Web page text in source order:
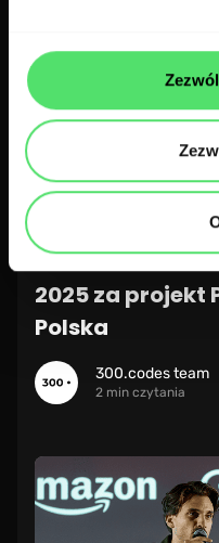
300.codes z 4!
2025 za projekt
Polska
300.codes team
2 min czytania